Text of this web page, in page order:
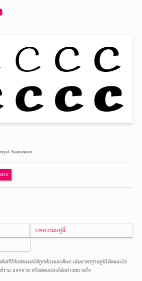
Sawaiwan
บทความอยู่นี่
สรีให้แสดงผลได้ถูกต้องและดีพอ เน้นมาตรฐานยูนิโค้ดและโอ
งาน แจกจ่าย หรือดัดแปลงได้อย่างสบายใจ